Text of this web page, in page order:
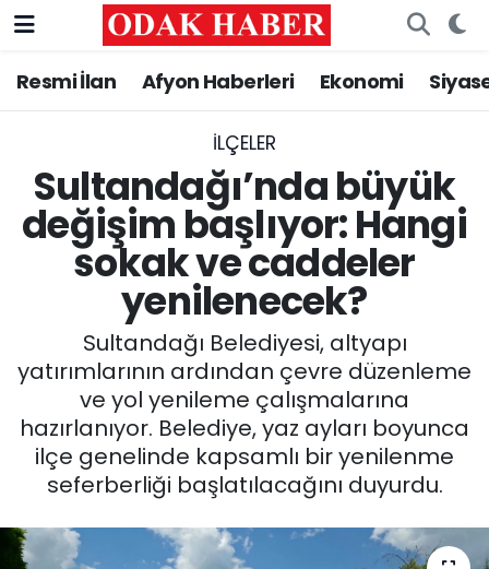
Resmi İlan Afyon Haberleri Ekonomi
İLÇELER
Sultandağı’nda büyük
değişim başlıyor: Hangi
sokak ve caddeler
yenilenecek?
Sultandağı Belediyesi, altyapı
yatırımlarının ardından çevre düzenleme
ve yol yenileme çalışmalarına
hazırlanıyor. Belediye, yaz ayları boyunca
ilçe genelinde kapsamlı bir yenilenme
seferberliği başlatılacağını duyurdu.
AFYONKARAHİSAR HABERLERİ
ASAYİŞ
GÜNCEL
SİYASET
EĞİTİM
MAGAZİN
SAĞLIK
SPOR
Nöbetçi Eczaneler
Trafik Durumu
Süper Lig Puan Durumu ve Fikstür
Tüm Manşetler
Son Dakika Haberleri
Haber Arşivi